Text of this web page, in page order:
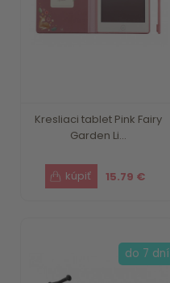
Kresliaci tablet Pink Fairy
Garden Li...
15.79 €
do 7 dní